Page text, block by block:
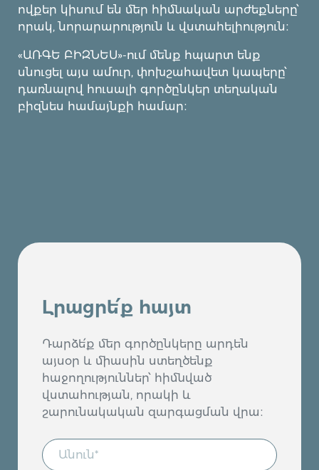
ովքեր կիսում են մեր հիմնական արժեքները՝
որակ, նորարարություն և վստահելիություն։
«ԱՌԳԵ ԲԻԶՆԵՍ»-ում մենք հպարտ ենք
սնուցել այս ամուր, փոխշահավետ կապերը՝
դառնալով հուսալի գործընկեր տեղական
բիզնես համայնքի համար։
Լրացրե՛ք հայտ
Դարձե՛ք մեր գործընկերը արդեն
այսօր և միասին ստեղծենք
հաջողություններ՝ հիմնված
վստահության, որակի և
շարունակական զարգացման վրա։